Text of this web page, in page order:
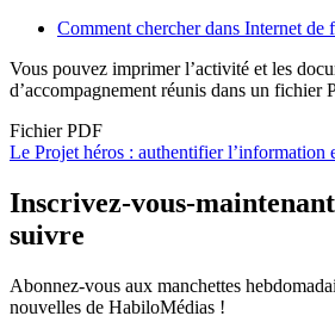
Comment chercher dans Internet de
Vous pouvez imprimer l’activité et les
d’accompagnement réunis dans un fichier
Fichier PDF
Document
Le Projet héros : authentifier l’information
Inscrivez-vous-
suivre
Abonnez-vous aux manchettes
nouvelles de HabiloMédias !